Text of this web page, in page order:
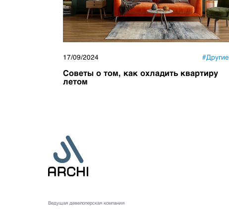
17/09/2024 #Другие
Советы о том, как охладить квартиру
летом
Ведущая девелоперская компания